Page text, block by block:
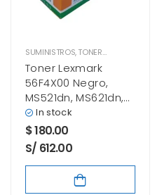
SUMINISTROS,TONER LEXMARK
Toner Lexmark
56F4X00 Negro,
MS521dn, MS621dn,
MS622de, MX522,
MX622adhe
In stock
$180.00
S/ 612.00